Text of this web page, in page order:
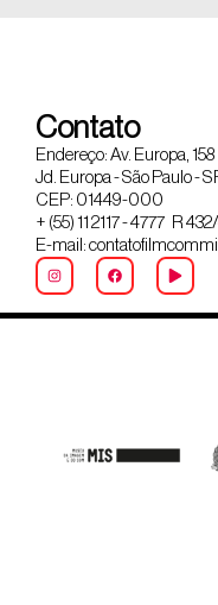
Contato
Endereço: Av. Europa, 158
Jd. Europa - São Paulo -
CEP: 01449-000
+ (55) 11 2117 - 4777 R
E-mail: